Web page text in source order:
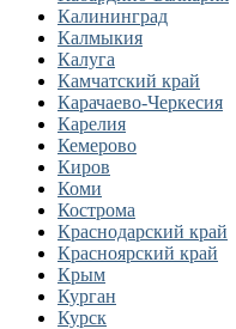
Калининград
Калмыкия
Калуга
Камчатский край
Карачаево-Черкесия
Карелия
Кемерово
Киров
Коми
Кострома
Краснодарский край
Красноярский край
Крым
Курган
Курск